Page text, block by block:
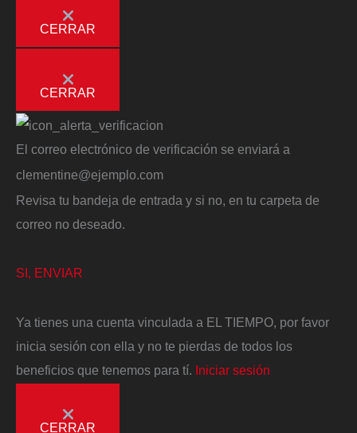
CERRAR
CERRAR
El correo electrónico de verificación se enviará a
clementine@ejemplo.com
Revisa tu bandeja de entrada y si no, en tu carpeta de
correo no deseado.
SI, ENVIAR
Ya tienes una cuenta vinculada a EL TIEMPO, por favor
inicia sesión con ella y no te pierdas de todos los
beneficios que tenemos para tí. Iniciar sesión
CERRAR